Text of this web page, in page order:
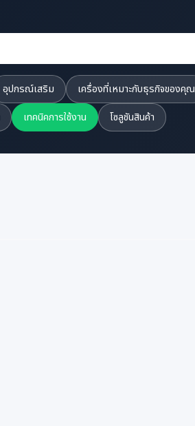
อุปกรณ์เสริม เครื่องที่เหมาะกับธุรกิจของคุณ
เทคนิคการใช้งาน โซลูชันสินค้า